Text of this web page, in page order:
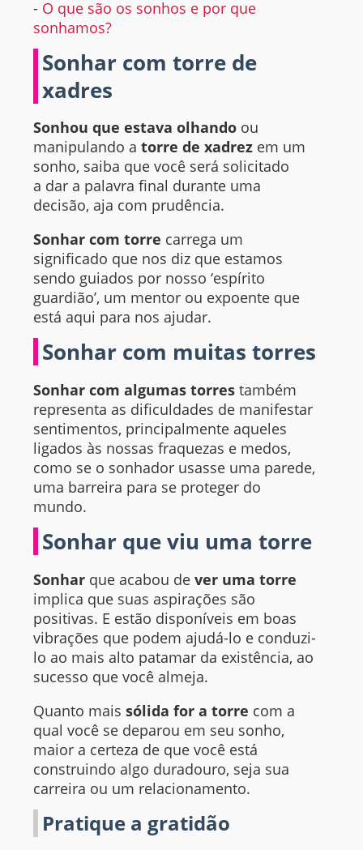
- O que são os sonhos e por que
sonhamos?
Sonhar com torre de
xadres
Sonhou que estava olhando ou
manipulando atorre de xadrez em um
sonho, saiba que você será solicitado
a dar a palavra final durante uma
decisão, aja com prudência.
Sonhar com torre carrega um
significado que nos diz que estamos
sendo guiados por nosso ‘espírito
guardião’, um mentor ou expoente que
está aqui para nos ajudar.
Sonhar com muitas torres
Sonhar com algumas torres também
representa as dificuldades de manifestar
sentimentos, principalmente aqueles
ligados às nossas fraquezas e medos,
como se o sonhador usasse uma parede,
uma barreira para se proteger do
mundo.
Sonhar que viu uma torre
Sonhar que acabou dever uma torre
implica que suas aspirações são
positivas. E estão disponíveis em boas
vibrações que podem ajudá-lo e conduzi-
lo ao mais alto patamar da existência, ao
sucesso que você almeja.
Quanto maissólida for a torre com a
qual você se deparou em seu sonho,
maior a certeza de que você está
construindo algo duradouro, seja sua
carreira ou um relacionamento.
Pratique a gratidão